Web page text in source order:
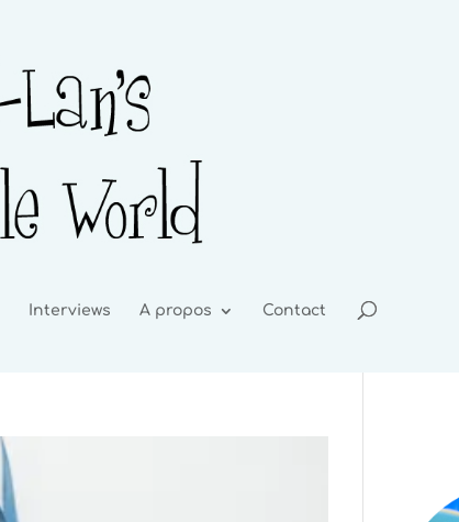
Interviews A propos Contact